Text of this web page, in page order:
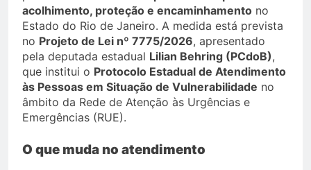
acolhimento, proteção e encaminhamento no
Estado do Rio de Janeiro. A medida está prevista
no Projeto de Lei nº 7775/2026, apresentado
pela deputada estadual Lilian Behring (PCdoB),
que institui o Protocolo Estadual de Atendimento
às Pessoas em Situação de Vulnerabilidade no
âmbito da Rede de Atenção às Urgências e
Emergências (RUE).
O que muda no atendimento